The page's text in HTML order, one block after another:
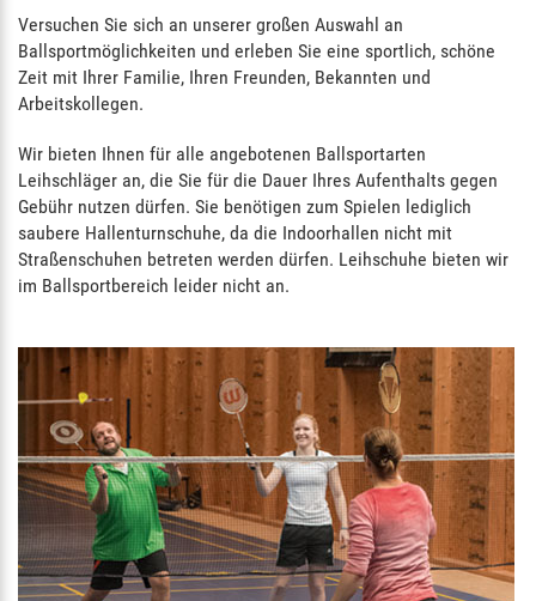
Versuchen Sie sich an unserer großen Auswahl an
Ballsportmöglichkeiten und erleben Sie eine sportlich, schöne
Zeit mit Ihrer Familie, Ihren Freunden, Bekannten und
Arbeitskollegen.
Wir bieten Ihnen für alle angebotenen Ballsportarten
Leihschläger an, die Sie für die Dauer Ihres Aufenthalts gegen
Gebühr nutzen dürfen. Sie benötigen zum Spielen lediglich
saubere Hallenturnschuhe, da die Indoorhallen nicht mit
Straßenschuhen betreten werden dürfen. Leihschuhe bieten wir
im Ballsportbereich leider nicht an.